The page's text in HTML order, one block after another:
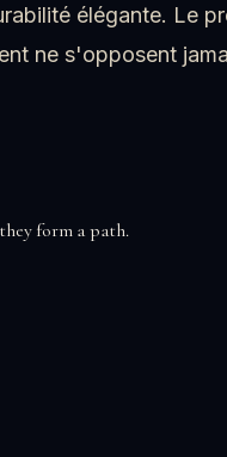
élégante. Le
ne s'opposent
form a path.